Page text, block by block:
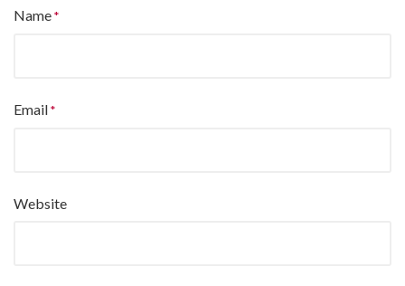
Name
Email
Website